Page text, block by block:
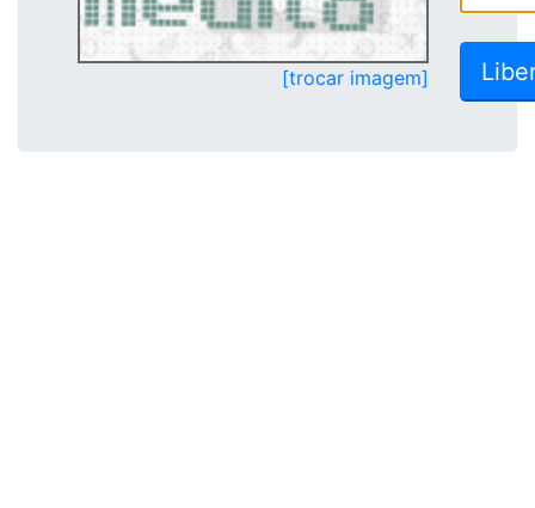
[trocar imagem]